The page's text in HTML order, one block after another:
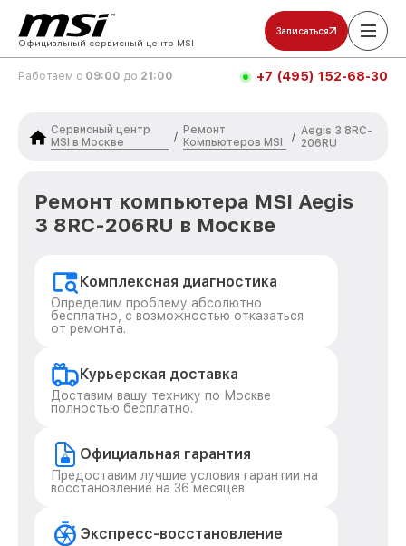
Официальный сервисный центр MSI
Записаться
Работаем с 09:00 до 21:00 +7 (495) 152-68-30
Сервисный центр
MSI в Москве
/
Ремонт
Компьютеров MSI
/ Aegis 3 8RC-
206RU
Ремонт компьютера MSI Aegis
3 8RC-206RU в Москве
Комплексная диагностика
Определим проблему абсолютно
бесплатно, с возможностью отказаться
от ремонта.
Курьерская доставка
Доставим вашу технику по Москве
полностью бесплатно.
Официальная гарантия
Предоставим лучшие условия гарантии на
восстановление на 36 месяцев.
Экспресс-восстановление